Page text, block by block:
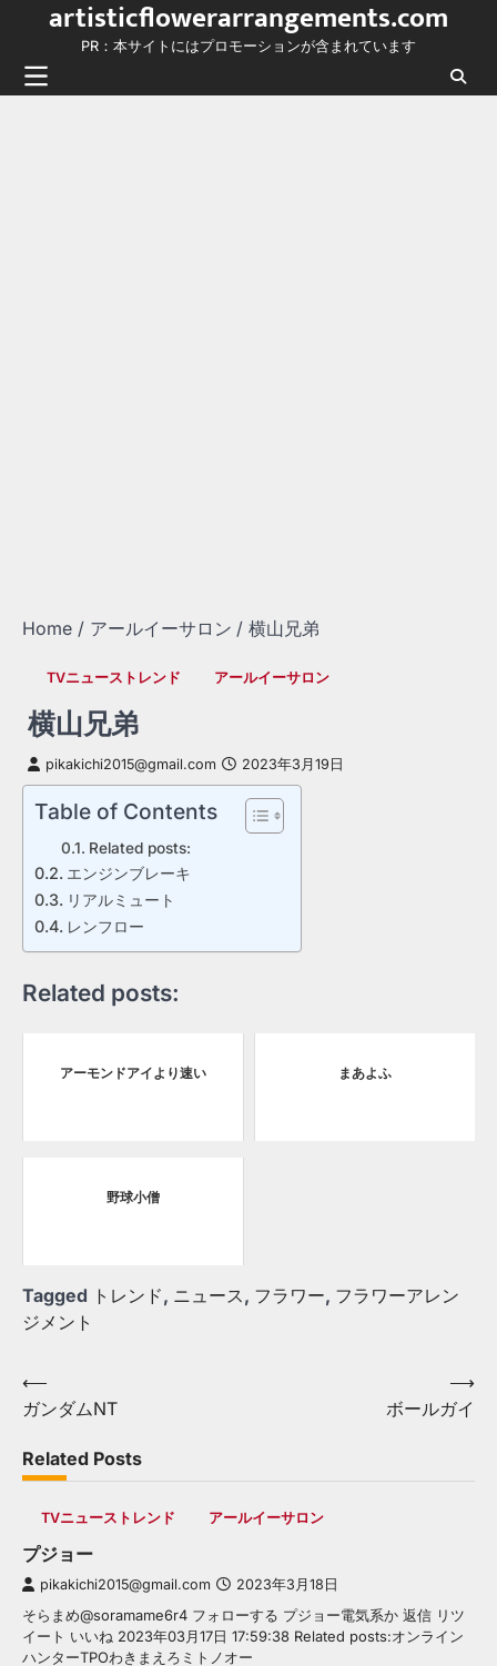
content
artisticflowerarrangements.com
PR：本サイトにはプロモーションが含まれています
Home アールイーサロン 横山兄弟
TVニューストレンド アールイーサロン
横山兄弟
pikakichi2015@gmail.com 2023年3月19日
Table of Contents
Related posts:
エンジンブレーキ
リアルミュート
レンフロー
Related posts:
アーモンドアイより速い まあよふ
野球小僧
Tagged トレンド, ニュース, フラワー, フラワーアレン
ジメント
Post
navigation
⟵
ガンダムNT
ボールガイ
⟶
Related Posts
TVニューストレンド アールイーサロン
プジョー
pikakichi2015@gmail.com 2023年3月18日
そらまめ@soramame6r4 フォローする プジョー電気系か 返信 リツ
イート いいね 2023年03月17日 17:59:38 Related posts:オンライン
ハンターTPOわきまえろミトノオー